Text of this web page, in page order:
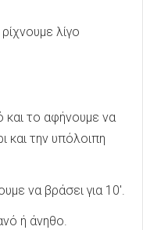
λίγο
και το αφήνουμε να
και την υπόλοιπη
να βράσει για 10'.
ή άνηθο.